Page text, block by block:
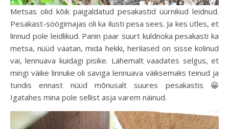
Metsas olid kõik paigaldatud pesakastid üürnikud leidnud.
Pesakast-söögimajas oli ka ilusti pesa sees. Ja kes ütles, et
linnud pole leidlikud. Panin paar suurt kuldnoka pesakasti ka
metsa, nüüd vaatan, mida hekki, herilased on sisse kolinud
vai, lennuava kuidagi pisike. Lähemalt vaadates selgus, et
mingi väike linnuke oli saviga lennuava väiksemaks teinud ja
tundis ennast nüüd mõnusalt suures pesakastis 😀
Igatahes mina pole sellist asja varem näinud.